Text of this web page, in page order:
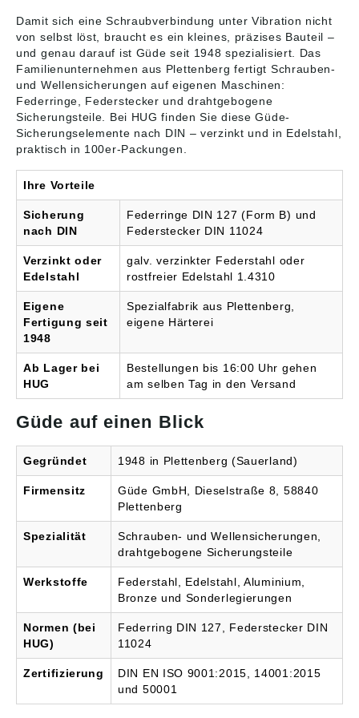
Damit sich eine Schraubverbindung unter Vibration nicht
von selbst löst, braucht es ein kleines, präzises Bauteil –
und genau darauf ist Güde seit 1948 spezialisiert. Das
Familienunternehmen aus Plettenberg fertigt Schrauben-
und Wellensicherungen auf eigenen Maschinen:
Federringe, Federstecker und drahtgebogene
Sicherungsteile. Bei HUG finden Sie dieseGüde-
Sicherungselemente nach DIN – verzinkt und in Edelstahl,
praktisch in 100er-Packungen.
Ihre Vorteile
Sicherung
nach DIN
Federringe DIN 127 (Form B) und
Federstecker DIN 11024
Verzinkt oder
Edelstahl
galv. verzinkter Federstahl oder
rostfreier Edelstahl 1.4310
Eigene
Fertigung seit
1948
Spezialfabrik aus Plettenberg,
eigene Härterei
Ab Lager bei
HUG
Bestellungen bis 16:00 Uhr gehen
am selben Tag in den Versand
Güde auf einen Blick
Gegründet 1948 in Plettenberg (Sauerland)
Firmensitz
Güde GmbH, Dieselstraße 8, 58840
Plettenberg
Spezialität
Schrauben- und Wellensicherungen,
drahtgebogene Sicherungsteile
Werkstoffe
Federstahl, Edelstahl, Aluminium,
Bronze und Sonderlegierungen
Normen (bei
HUG)
Federring DIN 127, Federstecker DIN
11024
Zertifizierung
DIN EN ISO 9001:2015, 14001:2015
und 50001